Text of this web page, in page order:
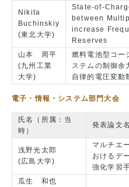
Nikita
Buchinskiy
(東北大学)
State-of-
between
increase
Reserves
山本 周平
(九州工業
大学)
燃料電池型コー
ステムの制御余
自律的電圧変動
電子・情報・システム部門大会
氏名（所属：当
時）
発表論文名
浅野光太郎
(広島大学)
マルチエ
おけるデ
強化学習
瓜生 和也